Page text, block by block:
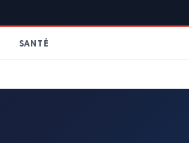
SANTÉ